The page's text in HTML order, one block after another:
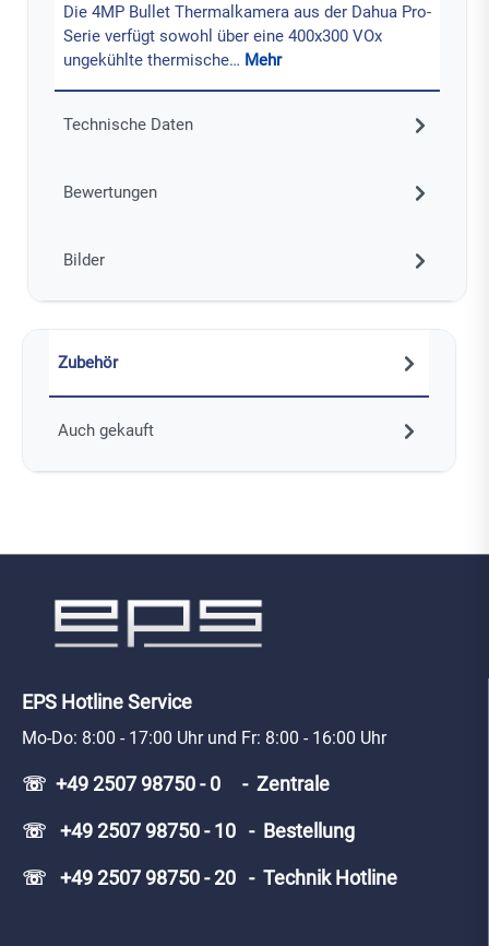
Die 4MP Bullet Thermalkamera aus der Dahua Pro-
Serie verfügt sowohl über eine 400x300 VOx
ungekühlte thermische… Mehr
Technische Daten
Bewertungen
Bilder
Zubehör
Auch gekauft
EPS Hotline Service
Mo-Do: 8:00 - 17:00 Uhr und Fr: 8:00 - 16:00 Uhr
☏ +49 2507 98750 - 0 - Zentrale
☏ +49 2507 98750 - 10 - Bestellung
☏ +49 2507 98750 - 20 - Technik Hotline